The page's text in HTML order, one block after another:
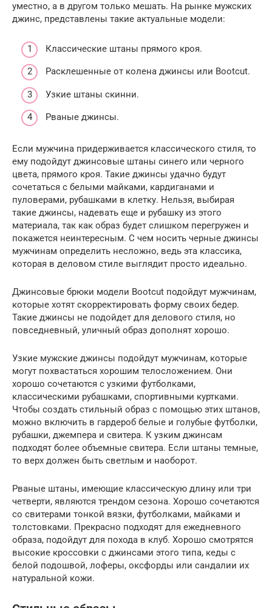
уместно, а в другом только мешать. На рынке мужских
джинс, представлены такие актуальные модели:
Классические штаны прямого кроя.
Расклешенные от колена джинсы или Bootcut.
Узкие штаны скинни.
Рваные джинсы.
Если мужчина придерживается классического стиля, то
ему подойдут джинсовые штаны синего или черного
цвета, прямого кроя. Такие джинсы удачно будут
сочетаться с белыми майками, кардиганами и
пуловерами, рубашками в клетку. Нельзя, выбирая
такие джинсы, надевать еще и рубашку из этого
материала, так как образ будет слишком перегружен и
покажется неинтересным. С чем носить черные джинсы
мужчинам определить несложно, ведь эта классика,
которая в деловом стиле выглядит просто идеально.
Джинсовые брюки модели Bootcut подойдут мужчинам,
которые хотят скорректировать форму своих бедер.
Такие джинсы не подойдет для делового стиля, но
повседневный, уличный образ дополнят хорошо.
Узкие мужские джинсы подойдут мужчинам, которые
могут похвастаться хорошим телосложением. Они
хорошо сочетаются с узкими футболками,
классическими рубашками, спортивными куртками.
Чтобы создать стильный образ с помощью этих штанов,
можно включить в гардероб белые и голубые футболки,
рубашки, джемпера и свитера. К узким джинсам
подходят более объемные свитера. Если штаны темные,
то верх должен быть светлым и наоборот.
Рваные штаны, имеющие классическую длину или три
четверти, являются трендом сезона. Хорошо сочетаются
со свитерами тонкой вязки, футболками, майками и
толстовками. Прекрасно подходят для ежедневного
образа, подойдут для похода в клуб. Хорошо смотрятся
высокие кроссовки с джинсами этого типа, кеды с
белой подошвой, лоферы, оксфорды или сандалии их
натуральной кожи.